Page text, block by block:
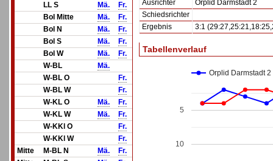
LL S
Mä.
Fr.
Bol Mitte
Mä.
Fr.
Bol N
Mä.
Fr.
Bol S
Mä.
Fr.
Bol W
Mä.
Fr.
W-BL
Mä.
W-BL O
Fr.
W-BL W
Fr.
W-KL O
Mä.
Fr.
W-KL W
Mä.
Fr.
W-KKl O
Fr.
W-KKl W
Fr.
Mitte
M-BL N Mä.
Fr.
Ausrichter
Orplid Darmstadt 2
Schiedsrichter
Ergebnis
3:1
Tabellenverlauf
Orplid Darmstadt 2
5
10